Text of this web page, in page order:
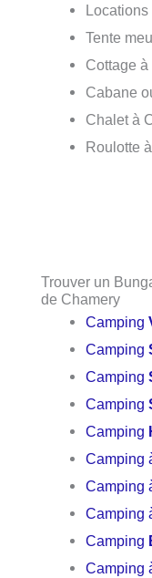
Locations
Tente
Cottage à
Cabane
Chalet à
Roulotte
Trouver un
de Chamery
Camping
Camping
Camping
Camping
Camping
Camping
Camping
Camping
Camping
Camping